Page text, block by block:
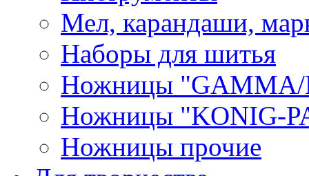
Мел, карандаши,
Наборы для шитья
Ножницы "GAMMA/
Ножницы "KONIG-
Ножницы прочие